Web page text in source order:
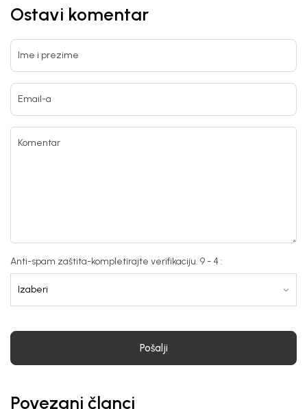
Ostavi komentar
Ime i prezime
Email-a
Komentar
Anti-spam zaštita-kompletirajte verifikaciju. 9 - 4 :
Pošalji
Povezani članci